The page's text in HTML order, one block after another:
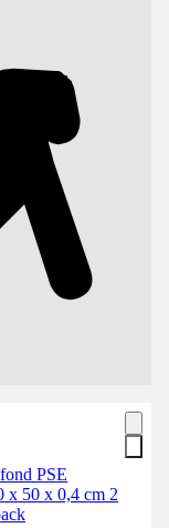
PSE
x 50 x 0,4 cm 2